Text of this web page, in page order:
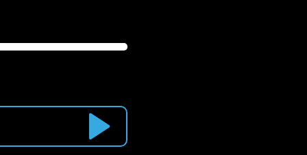
Newsletter abonnieren